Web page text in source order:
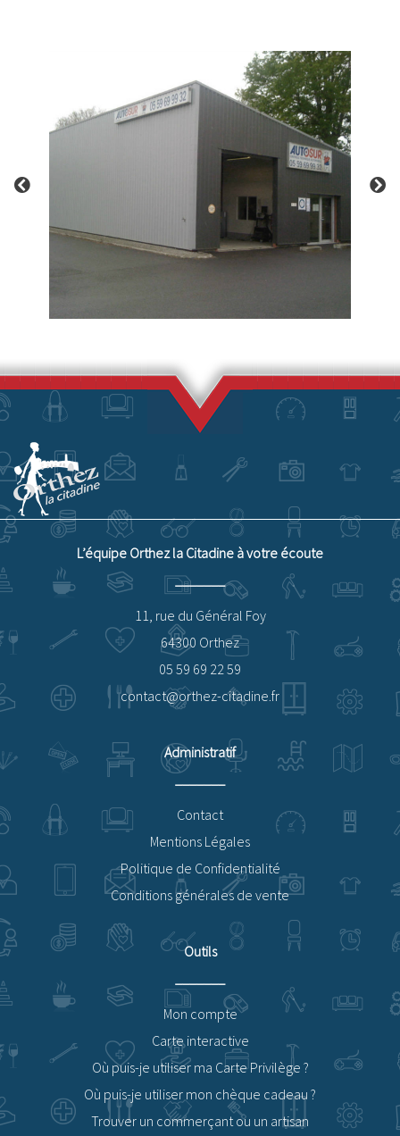
L’équipe Orthez la Citadine à votre écoute
11, rue du Général Foy
64300 Orthez
05 59 69 22 59
contact@orthez-citadine.fr
Administratif
Contact
Mentions Légales
Politique de Confidentialité
Conditions générales de vente
Outils
Mon compte
Carte interactive
Où puis-je utiliser ma Carte Privilège ?
Où puis-je utiliser mon chèque cadeau ?
Trouver un commerçant ou un artisan